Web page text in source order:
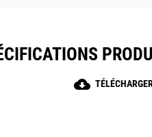
cloud_download